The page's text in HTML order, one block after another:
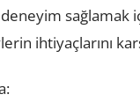
sağlamak
ihtiyaçlarını